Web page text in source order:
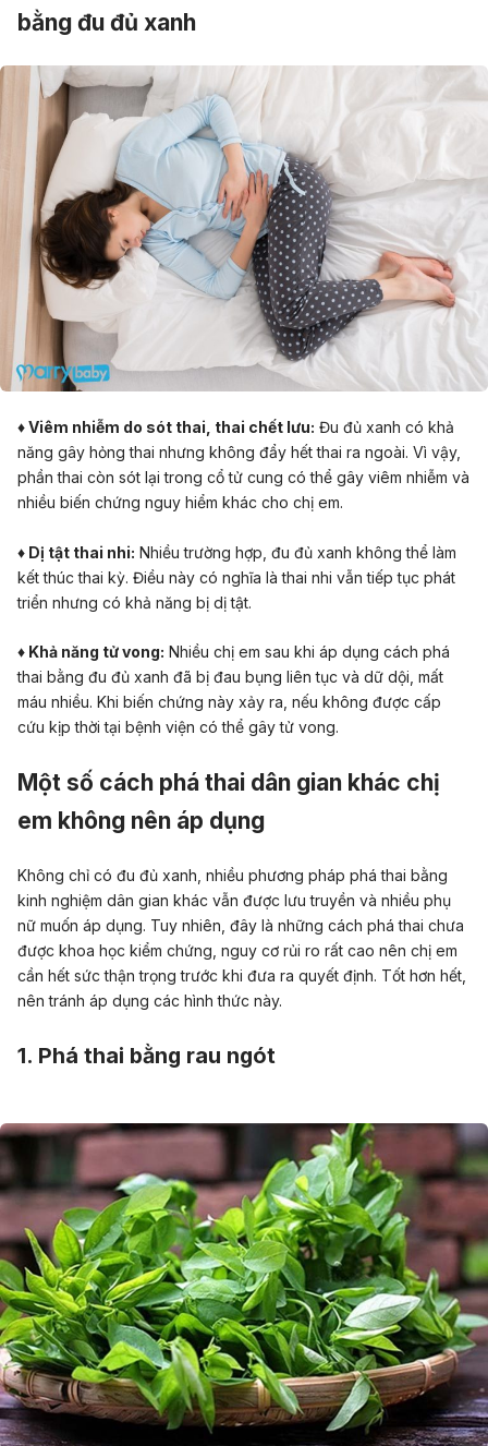
bằng đu đủ xanh
♦ Viêm nhiễm do sót thai, thai chết lưu: Đu đủ xanh có khả
năng gây hỏng thai nhưng không đẩy hết thai ra ngoài. Vì vậy,
phần thai còn sót lại trong cổ tử cung có thể gây viêm nhiễm và
nhiều biến chứng nguy hiểm khác cho chị em.
♦ Dị tật thai nhi: Nhiều trường hợp, đu đủ xanh không thể làm
kết thúc thai kỳ. Điều này có nghĩa là thai nhi vẫn tiếp tục phát
triển nhưng có khả năng bị dị tật.
♦ Khả năng tử vong: Nhiều chị em sau khi áp dụng cách phá
thai bằng đu đủ xanh đã bị đau bụng liên tục và dữ dội, mất
máu nhiều. Khi biến chứng này xảy ra, nếu không được cấp
cứu kịp thời tại bệnh viện có thể gây tử vong.
Một số cách phá thai dân gian khác chị
em không nên áp dụng
Không chỉ có đu đủ xanh, nhiều phương pháp phá thai bằng
kinh nghiệm dân gian khác vẫn được lưu truyền và nhiều phụ
nữ muốn áp dụng. Tuy nhiên, đây là những cách phá thai chưa
được khoa học kiểm chứng, nguy cơ rủi ro rất cao nên chị em
cần hết sức thận trọng trước khi đưa ra quyết định. Tốt hơn hết,
nên tránh áp dụng các hình thức này.
1. Phá thai bằng rau ngót